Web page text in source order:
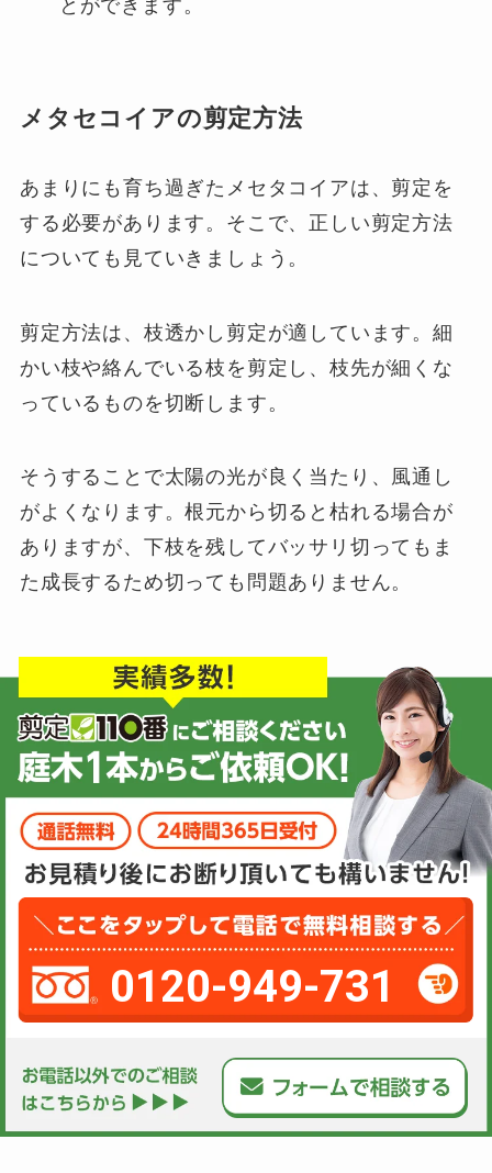
とができます。
メタセコイアの剪定方法
あまりにも育ち過ぎたメセタコイアは、剪定を
する必要があります。そこで、正しい剪定方法
についても見ていきましょう。
剪定方法は、枝透かし剪定が適しています。細
かい枝や絡んでいる枝を剪定し、枝先が細くな
っているものを切断します。
そうすることで太陽の光が良く当たり、風通し
がよくなります。根元から切ると枯れる場合が
ありますが、下枝を残してバッサリ切ってもま
た成長するため切っても問題ありません。
0120-949-731